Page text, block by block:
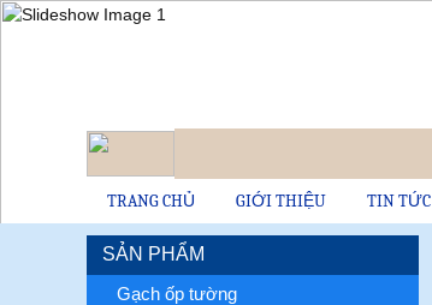
TRANG CHỦ GIỚI THIỆU TIN TỨC
SẢN PHẨM
Gạch ốp tường